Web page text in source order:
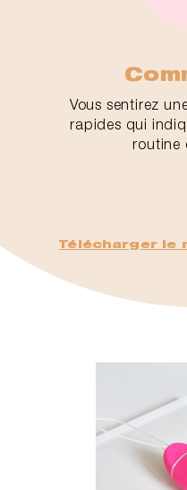
Vous sentirez
rapides qui
routine
Télécharger le